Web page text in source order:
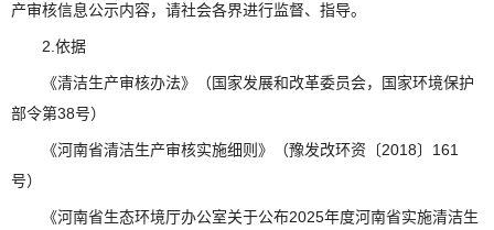
产审核信息公示内容，请社会各界进行监督、指导。
2.依据
《清洁生产审核办法》（国家发展和改革委员会，国家环境保护
部令第38号）
《河南省清洁生产审核实施细则》（豫发改环资〔2018〕161
号）
《河南省生态环境厅办公室关于公布2025年度河南省实施清洁生